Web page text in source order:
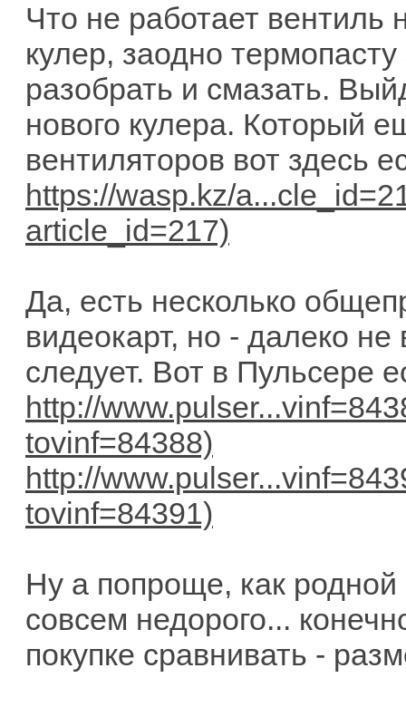
Что не работает вентиль
кулер, заодно
разобрать и смазать.
нового кулера. Который
вентиляторов вот здесь
https://wasp.kz/
Да, есть несколько
видеокарт, но - далеко
следует. Вот в Пульсере
http://
http://
Ну а попроще, как родной
совсем недорого...
покупке сравнивать -